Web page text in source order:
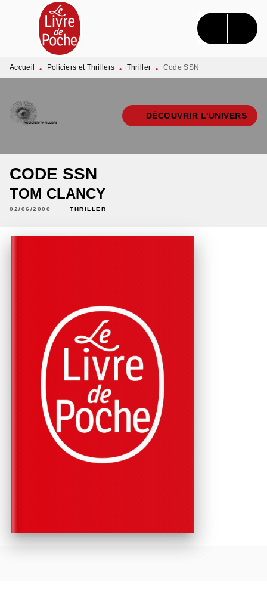
MENU RECHERCHE CONTENU
PIED DE PAGE
Accueil • Policiers et Thrillers • Thriller • Code SSN
DÉCOUVRIR L'UNIVERS
CODE SSN
TOM CLANCY
02/06/2000 THRILLER